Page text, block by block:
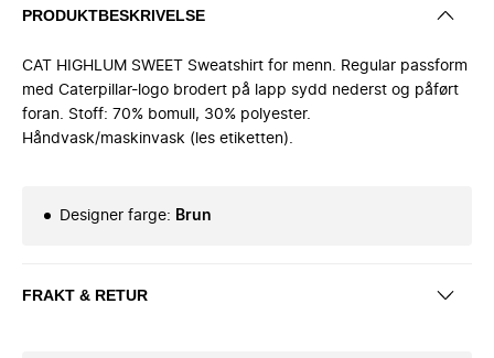
PRODUKTBESKRIVELSE
CAT HIGHLUM SWEET Sweatshirt for menn. Regular passform
med Caterpillar-logo brodert på lapp sydd nederst og påført
foran. Stoff: 70% bomull, 30% polyester.
Håndvask/maskinvask (les etiketten).
Designer farge: Brun
FRAKT & RETUR